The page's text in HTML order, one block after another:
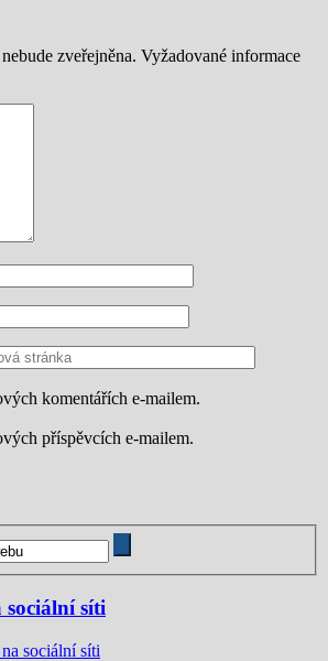
zveřejněna. Vyžadované informace
komentářích e-mailem.
příspěvcích e-mailem.
sociální síti
sociální síti